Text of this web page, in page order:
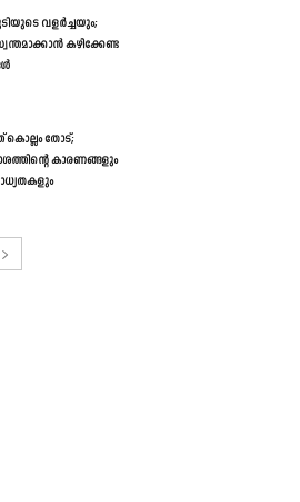
വളർച്ചയും;
കഴിക്കേണ്ട
കൊല്ലം തോട്;
കാരണങ്ങളും